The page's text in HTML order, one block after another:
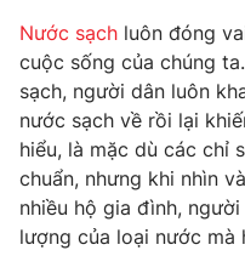
Câu chuyện quốc tế
Thị trường
Góc doanh nghiệp
Dữ liệu và đời sống
Truyền hình
Phim VTV
Hậu trường
Nhân vật
Giải trí
Điện ảnh
Đời sống
Nước sạch luôn đóng
cuộc sống của chúng
sạch, người dân luôn
nước sạch về rồi lại
hiểu, là mặc dù các chỉ
chuẩn, nhưng khi nhìn
nhiều hộ gia đình,
lượng của loại nước mà